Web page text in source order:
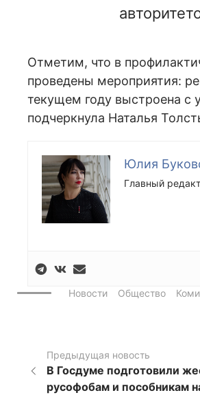
Отметим, что в
проведены мероприятия:
текущем году выстроена с
подчеркнула Наталья
Юлия
Главный
Новости Общество
Предыдущая новость
В Госдуме подготовили
русофобам и пособникам